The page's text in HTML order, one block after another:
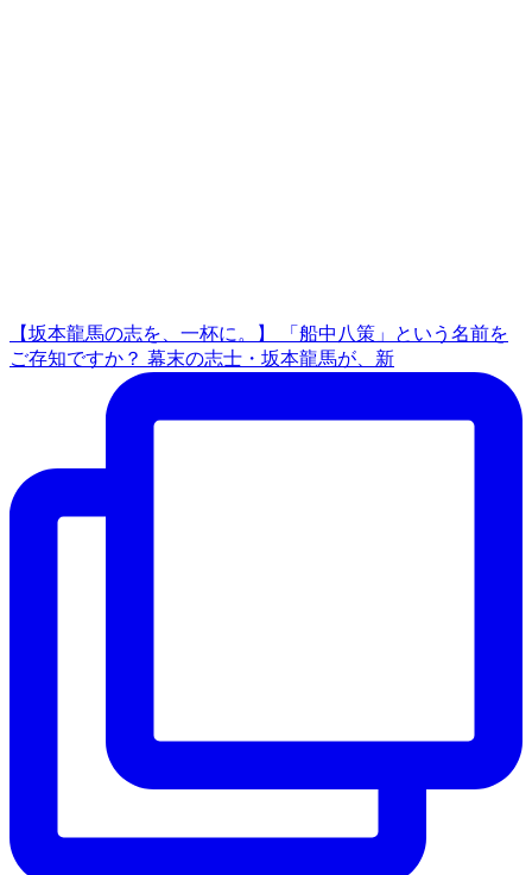
【坂本龍馬の志を、一杯に。】 「船中八策」という名前を
ご存知ですか？ 幕末の志士・坂本龍馬が、新